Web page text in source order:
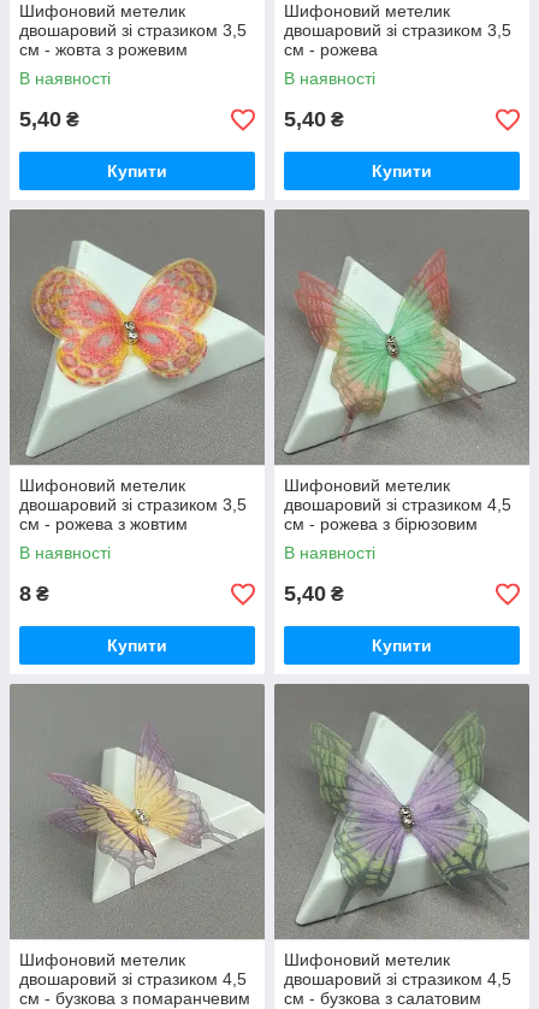
Шифоновий метелик
двошаровий зі стразиком 3,5
см - жовта з рожевим
В наявності
5,40 ₴
Купити
Шифоновий метелик
двошаровий зі стразиком 3,5
см - рожева
В наявності
5,40 ₴
Купити
Шифоновий метелик
двошаровий зі стразиком 3,5
см - рожева з жовтим
В наявності
8 ₴
Купити
Шифоновий метелик
двошаровий зі стразиком 4,5
см - рожева з бірюзовим
В наявності
5,40 ₴
Купити
Шифоновий метелик
двошаровий зі стразиком 4,5
см - бузкова з помаранчевим
Шифоновий метелик
двошаровий зі стразиком 4,5
см - бузкова з салатовим